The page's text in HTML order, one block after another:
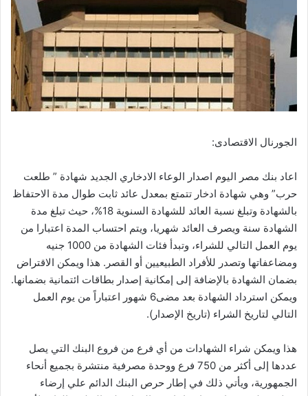
الجورنال الاقتصادى:
اعاد بنك مصر اليوم اصدار الوعاء الادخاري الجديد شهادة ” طلعت
حرب” وهي شهادة ادخار تتمتع بمعدل عائد ثابت طوال مدة الاحتفاظ
بالشهادة وتبلغ نسبة العائد للشهادة السنوية 18%، حيث تبلغ مدة
الشهادة سنة ويصرف العائد شهريا، ويتم احتساب المدة اعتبارا من
يوم العمل التالي للشراء، وتبدأ فئات الشهادة من 1000 جنيه
ومضاعفاتها وتصدر للأفراد الطبيعيين أو القصر. هذا ويمكن الاقتراض
بضمان الشهادة بالإضافة إلى إمكانية إصدار بطاقات ائتمانية بضمانها.
ويمكن استرداد الشهادة بعد مضى6 شهور اعتباراً من يوم العمل
التالي لتاريخ الشراء (تاريخ الإصدار).
هذا ويمكن شراء الشهادات من أي فرع من فروع البنك التي يصل
عددها إلى أكثر من 750 فرع ووحدة مصرفية منتشرة بجميع أنحاء
الجمهورية، ويأتي ذلك في إطار حرص البنك الدائم علي إرضاء